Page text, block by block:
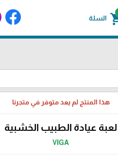
السلة
هذا المنتج لم يعد متوفر في متجرنا
لعبة عيادة الطبيب الخشبية
VIGA